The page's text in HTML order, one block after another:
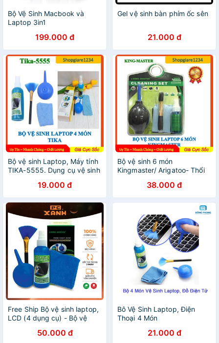
Bộ Vệ Sinh Macbook và
Laptop 3in1
199.000 đ
Gel vệ sinh bàn phím ốc sên
21.000 đ
Bộ vệ sinh Laptop, Máy tính
TIKA-5555. Dụng cụ vệ sinh
19.000 đ
Bộ vệ sinh 6 món
Kingmaster/ Arigatoo- Thổi
hình LCD cho TV, Máy tính
38.000 đ
Free Ship Bộ vệ sinh laptop,
LCD (4 dụng cụ) - Bộ vệ
Xanh Official50.000 đ
Bô Vệ Sinh Laptop, Điện
Thoại 4 Món
21.000 đ